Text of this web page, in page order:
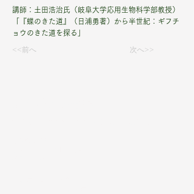
講師：土田浩治氏（岐阜大学応用生物科学部教授）
「『蝶のきた道』（日浦勇著）から半世紀：ギフチ
ョウのきた道を探る」
<<前へ 次へ>>